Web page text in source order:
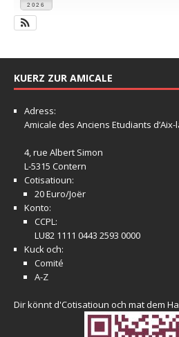
2026
KUERZ ZUR AMICALE
Adress:
Amicale des Anciens Etudiants
4, rue Albert Simon
L-5315 Contern
Cotisatioun:
20 Euro/Joër
Konto:
CCPL:
LU82 1111 0443 2593 0000
Kuck och:
Comité
A-Z
Dir könnt d'Cotisatioun och mat dem